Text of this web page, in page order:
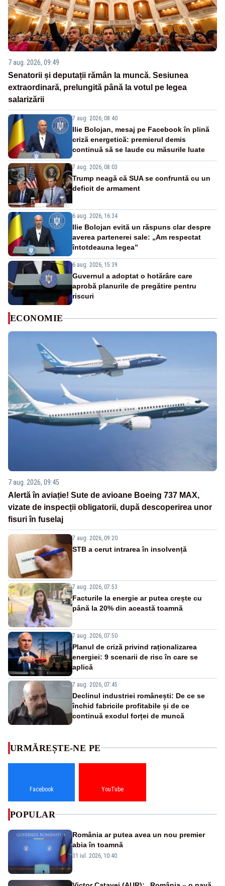
7 aug. 2026, 09:49
Senatorii și deputații rămân la muncă. Sesiunea
extraordinară, prelungită până la votul pe legea
salarizării
7 aug. 2026, 08:40
Ilie Bolojan, mesaj pe Facebook în plină
criză energetică: premierul demis
continuă să se laude cu măsurile luate
7 aug. 2026, 08:03
Trump neagă că SUA se confruntă cu un
deficit de armament
6 aug. 2026, 16:34
Ilie Bolojan evită un răspuns clar despre
averea partenerei sale: „Am respectat
întotdeauna legea”
6 aug. 2026, 15:39
Guvernul a adoptat o hotărâre care
aprobă planurile de pregătire pentru
riscuri
ECONOMIE
7 aug. 2026, 09:45
Alertă în aviație! Sute de avioane Boeing 737 MAX,
vizate de inspecții obligatorii, după descoperirea unor
fisuri în fuselaj
7 aug. 2026, 09:20
STB a cerut intrarea în insolvență
7 aug. 2026, 07:53
Facturile la energie ar putea crește cu
până la 20% din această toamnă
7 aug. 2026, 07:50
Planul de criză privind raționalizarea
energiei: 9 scenarii de risc în care se
aplică
7 aug. 2026, 07:45
Declinul industriei românești: De ce se
închid fabricile profitabile și de ce
continuă exodul forței de muncă
URMĂREȘTE-NE PE
Facebook YouTube
POPULAR
România ar putea avea un nou premier
abia în toamnă
31 iul. 2026, 10:40